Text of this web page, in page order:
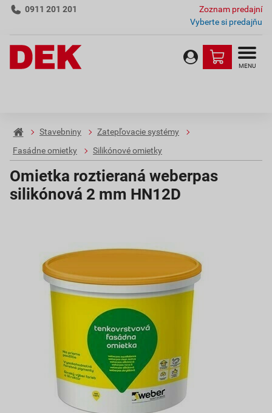
0911 201 201
Zoznam predajní
Vyberte si predajňu
MENU
Stavebniny
Zatepľovacie systémy
Fasádne omietky
Silikónové omietky
Omietka roztieraná weberpas
silikónová 2 mm HN12D